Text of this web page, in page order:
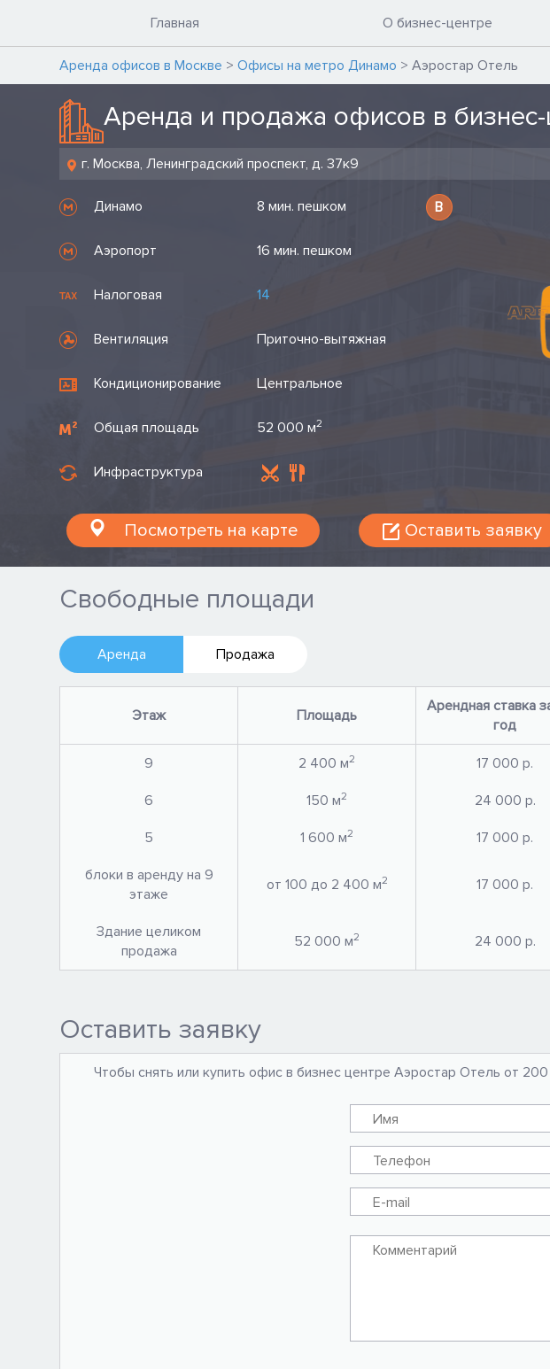
Главная О бизнес-центре
Аренда офисов в Москве > Офисы на метро Динамо > Аэростар Отель
Аренда и продажа офисов в
г. Москва, Ленинградский проспект, д. 37к9
Динамо 8 мин. пешком
Аэропорт 16 мин. пешком
Налоговая 14
Вентиляция Приточно-вытяжная
Кондиционирование Центральное
Общая площадь 52 000 м2
Инфраструктура
B
Посмотреть на карте Оставить заявку
Свободные площади
Аренда Продажа
Этаж Площадь
Арендная ставка
год
9 2 400 м2 17 000 р.
6 150 м2 24 000 р.
5 1 600 м2 17 000 р.
блоки в аренду на 9
этаже
от 100 до 2 400 м2 17 000 р.
Здание целиком
продажа
52 000 м2 24 000 р.
Оставить заявку
Чтобы снять или купить офис в бизнес центре Аэростар Отель от